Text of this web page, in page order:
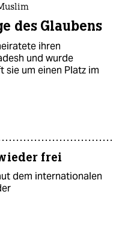
des Glaubens
ihren
und wurde
um einen Platz im
frei
dem internationalen